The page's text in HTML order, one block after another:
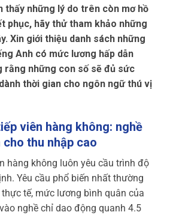
thấy những lý do trên còn mơ hồ
phục, hãy thử tham khảo những
Xin giới thiệu danh sách những
Anh có mức lương hấp dẫn
rằng những con số sẽ đủ sức
thời gian cho ngôn ngữ thú vị
viên hàng không: nghề
thu nhập cao
hàng không luôn yêu cầu trình độ
Yêu cầu phổ biến nhất thường
thực tế, mức lương bình quân của
nghề chỉ dao động quanh 4.5